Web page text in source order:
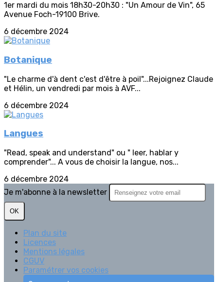
1er mardi du mois 18h30-20h30 : "Un Amour de Vin", 65
Avenue Foch-19100 Brive.
6 décembre 2024
Botanique
"Le charme d'à dent c'est d'être à poil"...Rejoignez Claude
et Hélin, un vendredi par mois à AVF...
6 décembre 2024
Langues
"Read, speak and understand" ou " leer, hablar y
comprender"... A vous de choisir la langue, nos...
6 décembre 2024
Je m'abonne à la newsletter
OK
Plan du site
Licences
Mentions légales
CGUV
Paramétrer vos cookies